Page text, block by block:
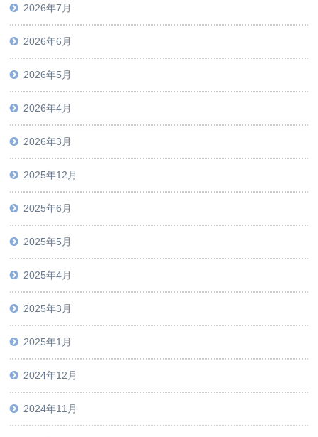
2026年7月
2026年6月
2026年5月
2026年4月
2026年3月
2025年12月
2025年6月
2025年5月
2025年4月
2025年3月
2025年1月
2024年12月
2024年11月